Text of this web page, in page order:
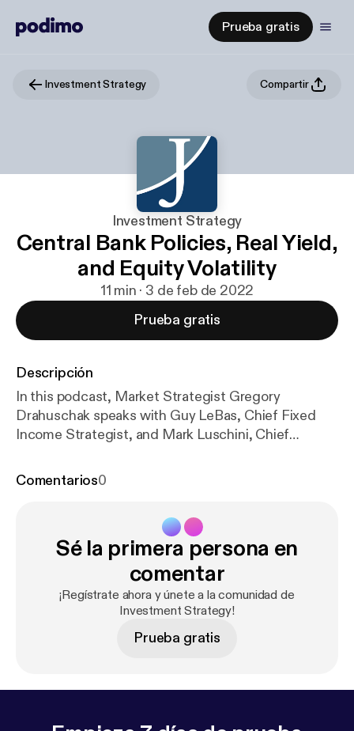
Prueba gratis
Investment Strategy Compartir
Investment Strategy
Central Bank Policies, Real Yield,
and Equity Volatility
11 min · 3 de feb de 2022
Prueba gratis
Descripción
In this podcast, Market Strategist Gregory
Drahuschak speaks with Guy LeBas, Chief Fixed
Income Strategist, and Mark Luschini, Chief
developments in the fixed income and equity
Understanding the effect of changes in real yield on
the incentive to invest in other assets • Factors
affecting the recent volatility in the equity markets
• Investor appetite for risk assets and long-term
outlook for the stock market
Comentarios0
Sé la primera persona en
comentar
¡Regístrate ahora y únete a la comunidad de
Investment Strategy!
Prueba gratis